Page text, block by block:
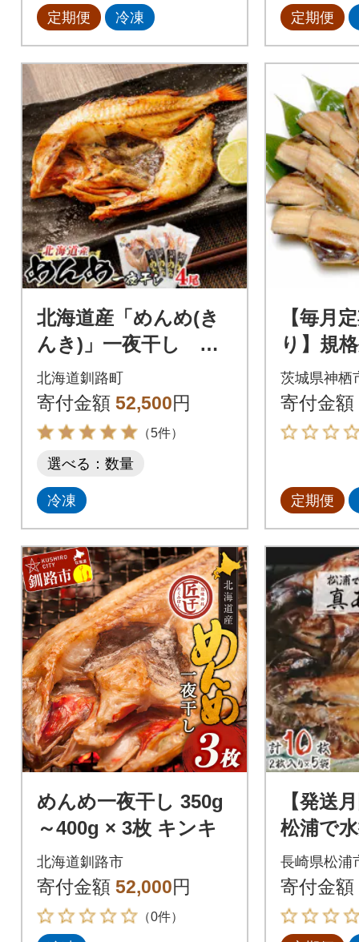
定期便 冷凍 定期便
北海道産「めんめ(き
んき)」一夜干し 約3
00g×4尾
北海道釧路町
寄付金額 52,500円
（5件）
選べる：数量
冷凍
【毎月
り】規
物
茨城県神栖
寄付金額
定期便
めんめ一夜干し 350g
～400g × 3枚 キンキ
北海道釧路市
寄付金額 52,000円
（0件）
【発送
松浦で
真あじ
袋 全6回
長崎県松浦
寄付金額